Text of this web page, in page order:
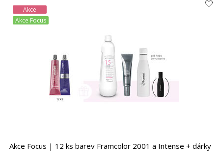
Akce
Akce Focus
Akce Focus | 12 ks barev Framcolor 2001 a Intense + dárky